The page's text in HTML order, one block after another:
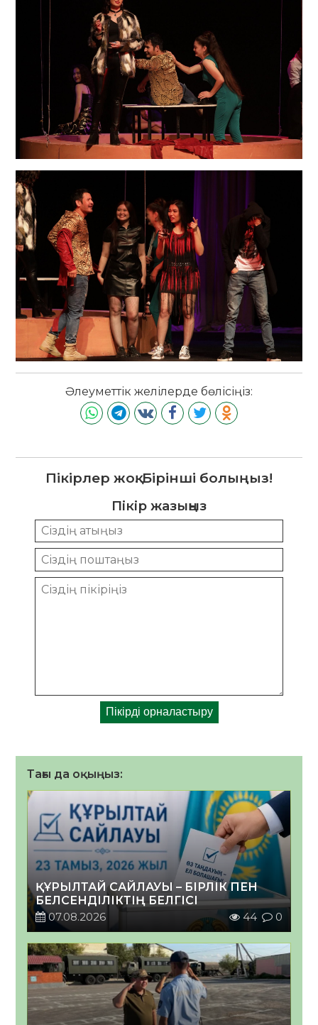
Әлеуметтік желілерде бөлісіңіз:
Пікірлер жоқ. Бірінші болыңыз!
Пікір жазыңыз
Тағы да оқыңыз:
ҚҰРЫЛТАЙ САЙЛАУЫ – БІРЛІК ПЕН
БЕЛСЕНДІЛІКТІҢ БЕЛГІСІ
07.08.2026
44 0